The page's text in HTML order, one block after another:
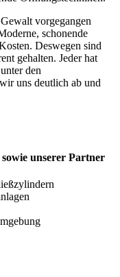
vorgegangen
schonende
Deswegen sind
gehalten. Jeder hat
den
uns deutlich ab und
sowie unserer Partner